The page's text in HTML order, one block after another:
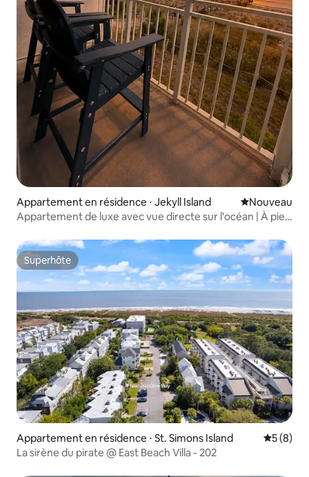
Appartement en résidence ⋅ Jekyll Island Nouvel
Nouveau
Appartement de luxe avec vue directe sur l'océan | À pied
Superhôte
Superhôte
Appartement en résidence ⋅ St. Simons Island
5 (8)
La sirène du pirate @ East Beach Villa - 202